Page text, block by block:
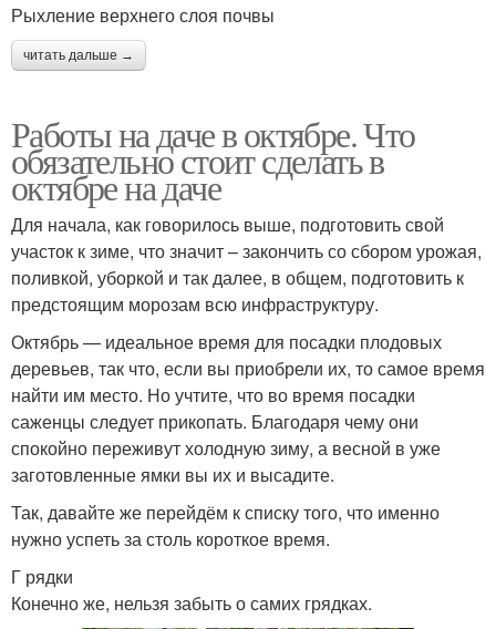
Рыхление верхнего слоя почвы
читать дальше →
Работы на даче в октябре. Что
обязательно стоит сделать в
октябре на даче
Для начала, как говорилось выше, подготовить свой
участок к зиме, что значит – закончить со сбором урожая,
поливкой, уборкой и так далее, в общем, подготовить к
предстоящим морозам всю инфраструктуру.
Октябрь — идеальное время для посадки плодовых
деревьев, так что, если вы приобрели их, то самое время
найти им место. Но учтите, что во время посадки
саженцы следует прикопать. Благодаря чему они
спокойно переживут холодную зиму, а весной в уже
заготовленные ямки вы их и высадите.
Так, давайте же перейдём к списку того, что именно
нужно успеть за столь короткое время.
Г рядки
Конечно же, нельзя забыть о самих грядках.